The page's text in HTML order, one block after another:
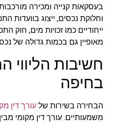
בעסקאות קנייה ומכירה
וחלוקת נכסים, ייצוג בוועדות
ייחודיים כמו זכויות מים, חוק
מאופיין גם בכמות גדולה של
חשיבות הליווי
בחיפה
הבחירה בשירות של עורך דין
משמעותיים. עורך דין מקומי